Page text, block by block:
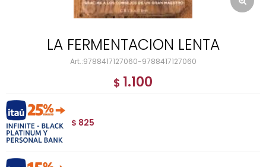
LA FERMENTACION LENTA
9788417127060-9788417127060
$ 1.100
$ 825